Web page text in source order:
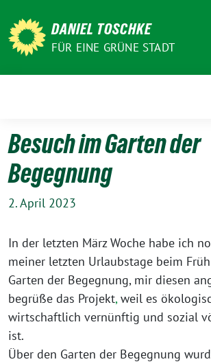
zum
Inhalt
DANIEL TOSCHKE
FÜR EINE GRÜNE STADT
Besuch im Garten der
Begegnung
2. April 2023
In der letzten März Woche habe ich
meiner letzten Urlaubstage beim
Garten der Begegnung, mir diesen
begrüße das Projekt,weil es
wirtschaftlich vernünftig und sozial
ist.
Über den Garten der Begegnung